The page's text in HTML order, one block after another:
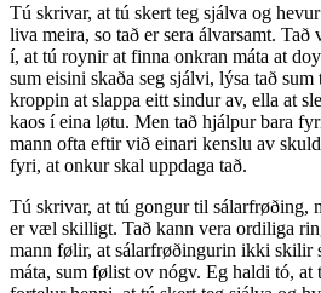
Tú skrivar, at tú skert teg sjálva og
liva meira, so tað er sera álvarsamt.
í, at tú roynir at finna onkran máta at
sum eisini skaða seg sjálvi, lýsa tað sum
kroppin at slappa eitt sindur av, ella at
kaos í eina løtu. Men tað hjálpur bara
mann ofta eftir við einari kenslu av
fyri, at onkur skal uppdaga tað.
Tú skrivar, at tú gongur til sálarfrøðing,
er væl skilligt. Tað kann vera ordiliga
mann følir, at sálarfrøðingurin ikki skilir
máta, sum følist ov nógv. Eg haldi tó, at